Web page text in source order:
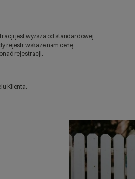
jest wyższa od standardowej.
rejestr wskaże nam cenę,
rejestracji.
Klienta.